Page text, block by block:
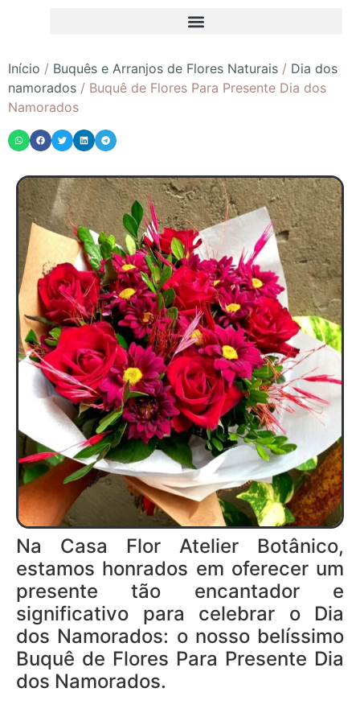
Início / Buquês e Arranjos de Flores Naturais / Dia dos
namorados / Buquê de Flores Para Presente Dia dos
Namorados
Na Casa Flor Atelier Botânico,
estamos honrados em oferecer um
presente tão encantador e
significativo para celebrar o Dia
dos Namorados: o nosso belíssimo
Buquê de Flores Para Presente Dia
dos Namorados.